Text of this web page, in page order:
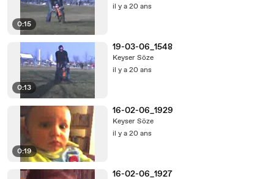
0:15
il y a 20 ans
0:13
19-03-06_1548
Keyser Söze
il y a 20 ans
0:19
16-02-06_1929
Keyser Söze
il y a 20 ans
16-02-06_1927